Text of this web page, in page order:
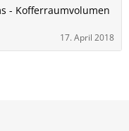
- Kofferraumvolumen
17. April 2018